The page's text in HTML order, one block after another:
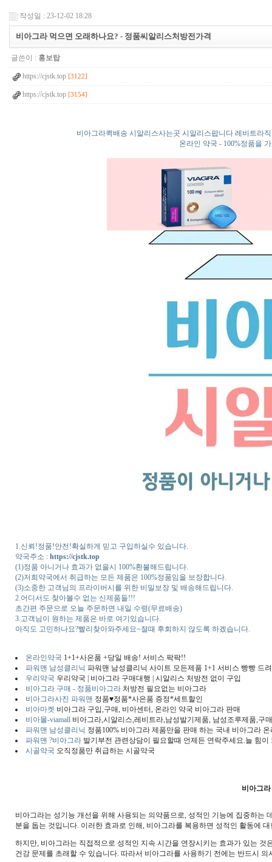
작성일 : 23-12-02 18:28
비아그라 먹으면 오래하나요? - 정품씨­알리스처방전가격
글쓴이 : 홍보탑
https://cjstk.top [3122]
https://cjstk.top [3154]
비아그라퀵배송 시알리스사는곳 시알리스팝니다 레비트라
온라인 약국 - 100%정품을
1.신뢰!정품!안전!확실하게 믿고 구입하실수 있습니다.
약국주소 : https://cjstk.top
(1)정품 아니거나 효과가 없을시 100%환불해드립니다.
(2)저희약국에서 취급하는 모든 제품은 100%정품임을 보장합니다.
(3)소중한 고객님의 프라이버시를 위한 비밀보장 및 배송해드립니다.
2.어디서도 찾아볼수 없는 신제품들!!!
초간편 주문으로 오늘 주문하면 내일 수령(무료배송)
3.고객님이 원하는 제품은 바로 여기있습니다.
아직도 고민하나요?빨리찾아와주세요~절때 후회하지 않도록 하겠습니다.
온라인약국 1+1+사은품 +당일 배송! 서비스 팍팍!!
파워맨 남성클리닉 파워맨 남성클리닉 사이트 모든제품 1+1 서비스 빵빵 드
우리약국 우리약국 | 비아그라 구매대행 | 시알리스 처방전 없이 구입
비아그라 구매 - 정품비아그라 처방전 필요없는 비아그라
비아그라사진 파워맨 정품♥정품*사은품 증정*세트할인
비아마켓 비아그라 구입,구매, 비아센터, 온라인 약국 비아그라 판매
비아몰-viamall 비아그라,시알리스,레비트라,남성발기제품, 남성조루제품,구
파워맨 남성클리닉 정품100% 비아그라 제품만을 판매 하는 국내 비아그라
파워맨 ?비아그라 발기부전 관련상담이 필요할때 언제든 연락주세요.늘 힘
시골약국 오직정품만 취급하는 시골약국
비아그
비아그라는 성기능 개선을 위해 사용되는 의약품으로, 성적인 기능에 집중하
분을 돕는 것입니다. 이러한 효과로 인해, 비아그라를 복용하면 성적인 활동에
하지만, 비아그라는 직접적으로 성적인 지속 시간을 연장시키는 효과가 있는
건강 문제를 초래할 수 있습니다. 따라서 비아그라를 사용하기 전에는 반드시